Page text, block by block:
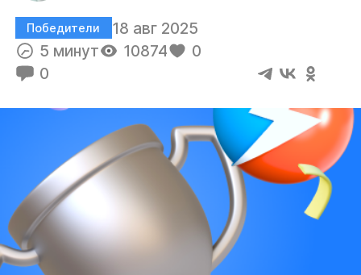
Победители
18 авг 2025
5 минут
10874
0
0